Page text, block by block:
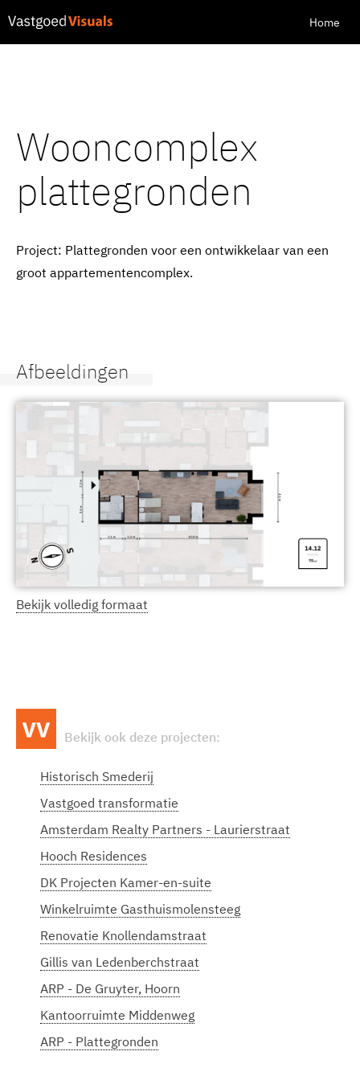
Home
Wooncomplex
plattegronden
Project: Plattegronden voor een ontwikkelaar van een
groot appartementencomplex.
Afbeeldingen
Bekijk volledig formaat
Bekijk ook deze projecten:
Historisch Smederij
Vastgoed transformatie
Amsterdam Realty Partners - Laurierstraat
Hooch Residences
DK Projecten Kamer-en-suite
Winkelruimte Gasthuismolensteeg
Renovatie Knollendamstraat
Gillis van Ledenberchstraat
ARP - De Gruyter, Hoorn
Kantoorruimte Middenweg
ARP - Plattegronden